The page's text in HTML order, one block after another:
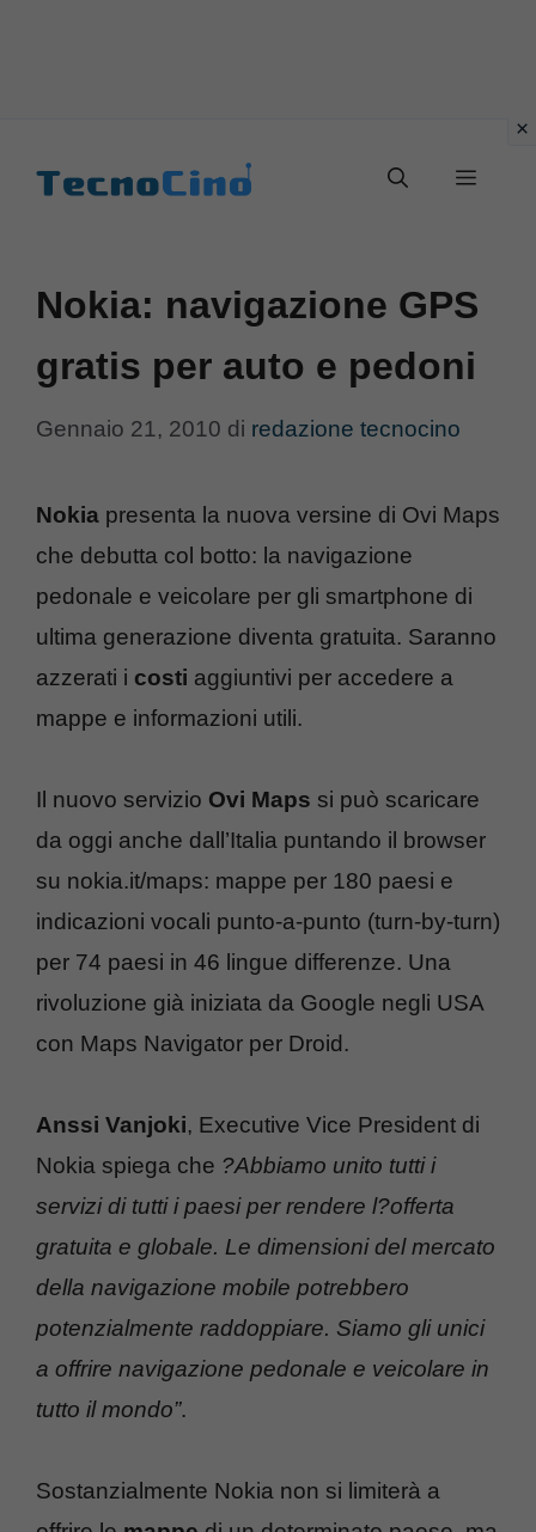
Menu
Nokia: navigazione GPS
gratis per auto e pedoni
Gennaio 21, 2010 di redazione tecnocino
Nokia presenta la nuova versine di Ovi Maps
che debutta col botto: la navigazione
pedonale e veicolare per gli smartphone di
ultima generazione diventa gratuita. Saranno
azzerati i costi aggiuntivi per accedere a
mappe e informazioni utili.
Il nuovo servizio Ovi Maps si può scaricare
da oggi anche dall’Italia puntando il browser
su nokia.it/maps: mappe per 180 paesi e
indicazioni vocali punto-a-punto (turn-by-turn)
per 74 paesi in 46 lingue differenze. Una
rivoluzione già iniziata da Google negli USA
con Maps Navigator per Droid.
Anssi Vanjoki, Executive Vice President di
Nokia spiega che ?Abbiamo unito tutti i
servizi di tutti i paesi per rendere l?offerta
gratuita e globale. Le dimensioni del mercato
della navigazione mobile potrebbero
potenzialmente raddoppiare. Siamo gli unici
a offrire navigazione pedonale e veicolare in
tutto il mondo”.
Sostanzialmente Nokia non si limiterà a